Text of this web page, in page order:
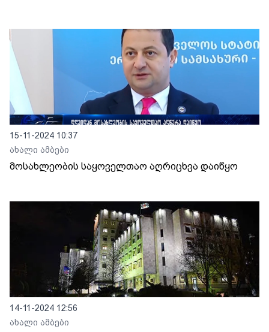
15-11-2024 10:37
ახალი ამბები
მოსახლეობის საყოველთაო აღრიცხვა დაიწყო
14-11-2024 12:56
ახალი ამბები